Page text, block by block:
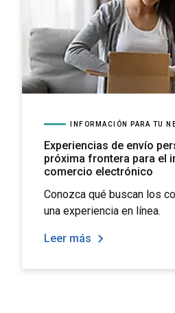
INFORMACIÓN PARA TU
Experiencias de envío
próxima frontera para el
comercio electrónico
Conozca qué buscan los
una experiencia en línea.
Leer más